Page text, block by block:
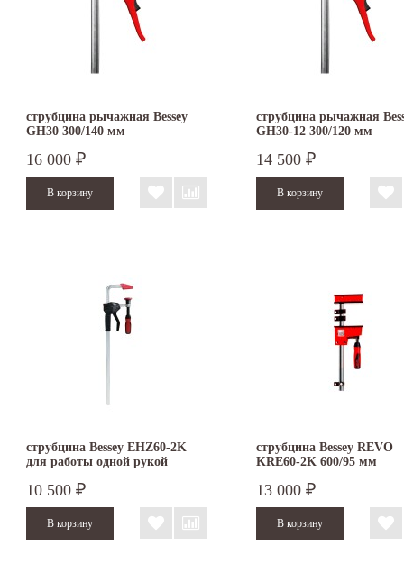
струбцина рычажная Bessey
GH30 300/140 мм
16 000 ₽
струбцина рычажная
GH30-12 300/120 мм
14 500 ₽
струбцина Bessey EHZ60-2K
для работы одной рукой
10 500 ₽
струбцина Bessey REVO
KRE60-2K 600/95 мм
13 000 ₽